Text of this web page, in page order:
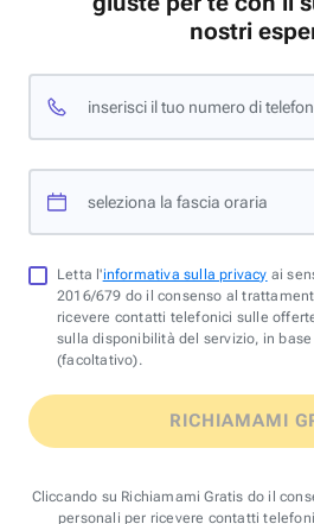
nostri
inserisci il tuo numero di
seleziona la fascia oraria
Letta l'informativa sulla privacy ai
2016/679 do il consenso al
ricevere contatti telefonici sulle
sulla disponibilità del servizio, in
(facoltativo).
RICHIAMAMI
Cliccando su Richiamami Gratis do il
personali per ricevere contatti